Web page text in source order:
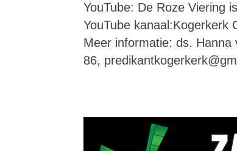
YouTube: De Roze Viering
YouTube kanaal:Kogerkerk
Meer informatie: ds.
86,